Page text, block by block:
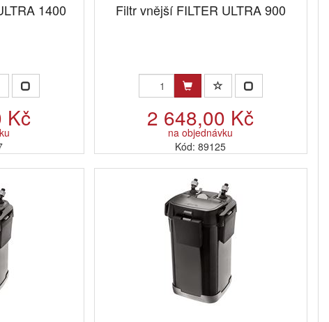
1400
Kč
Filtr vnější FILTER ULTRA 900
2 648,00 Kč
na objednávku
Kód: 89125